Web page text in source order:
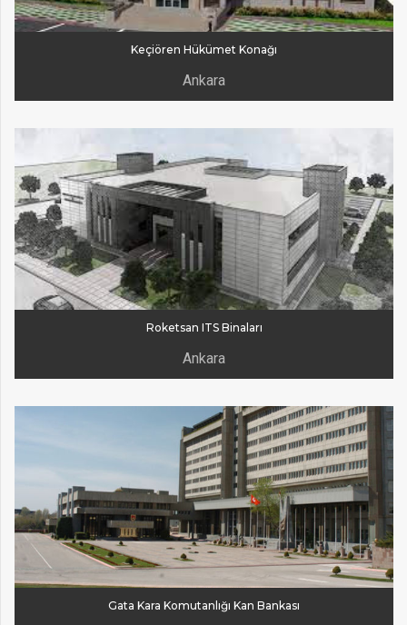
Keçiören Hükümet Konağı
Ankara
Roketsan ITS Binaları
Ankara
Gata Kara Komutanlığı Kan Bankası